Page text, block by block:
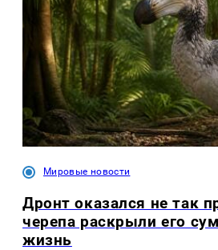
Мировые новости
Дронт оказался не так
черепа раскрыли его
жизнь